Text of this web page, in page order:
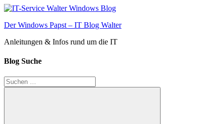
Zum
springen
Der Windows Papst – IT Blog Walter
Anleitungen & Infos rund um die IT
Blog Suche
Suchen
nach: